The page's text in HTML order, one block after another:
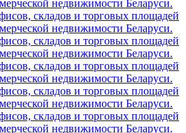
недвижимости Беларуси.
складов и торговых площадей
недвижимости Беларуси.
складов и торговых площадей
недвижимости Беларуси.
складов и торговых площадей
недвижимости Беларуси.
складов и торговых площадей
недвижимости Беларуси.
складов и торговых площадей
недвижимости Беларуси.